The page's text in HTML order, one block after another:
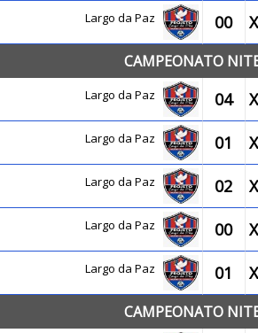
Largo da Paz 00 X
CAMPEONATO
Largo da Paz 04 X
Largo da Paz 01 X
Largo da Paz 02 X
Largo da Paz 00 X
Largo da Paz 01 X
CAMPEONATO